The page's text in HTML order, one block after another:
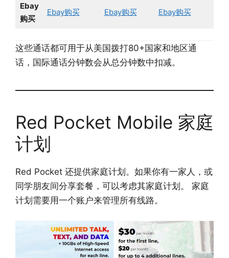
Ebay
购买
Ebay购买 Ebay购买 Ebay购买
这些通话都可用于从美国拨打80+国家和地区通
话，国际通话分钟数会从总分钟数中扣减。
Red Pocket Mobile 家庭
计划
Red Pocket 还提供家庭计划。如果你有一家人，或
同学朋友间分享套餐，可以考虑其家庭计划。 家庭
计划需要用一个账户来管理所有线路。